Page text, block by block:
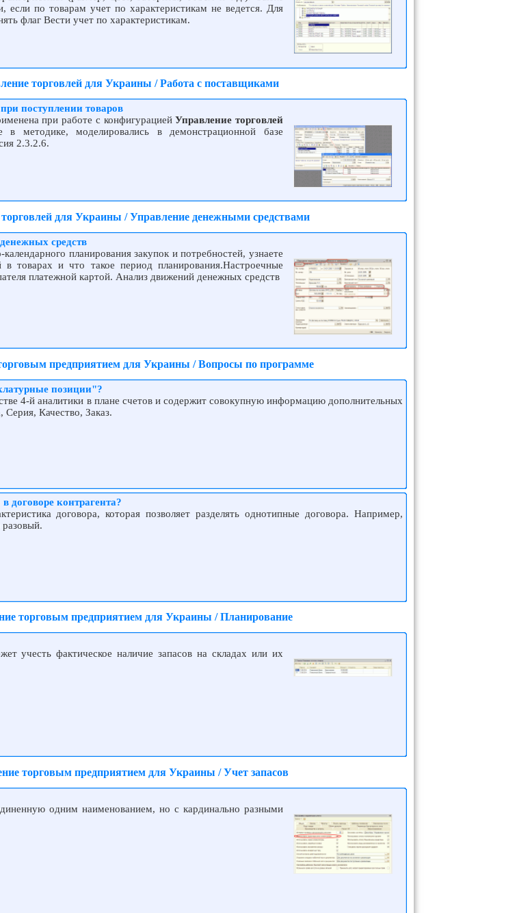
если по товарам учет по характеристикам не ведется. Для
флаг Вести учет по характеристикам.
торговлей для Украины / Работа с поставщиками
поступлении товаров
при работе с конфигурациейУправление торговлей
методике, моделировались в демонстрационной базе
2.3.2.6.
для Украины / Управление денежными средствами
средств
планирования закупок и потребностей, узнаете
в товарах и что такое период планирования.Настроечные
платежной картой. Анализ движений денежных средств
предприятием для Украины / Вопросы по программе
позиции"?
4-й аналитики в плане счетов и содержит совокупную информацию дополнительных
Серия, Качество, Заказ.
договоре контрагента?
договора, которая позволяет разделять однотипные договора. Например,
разовый.
торговым предприятием для Украины / Планирование
учесть фактическое наличие запасов на складах или их
торговым предприятием для Украины / Учет запасов
одним наименованием, но с кардинально разными